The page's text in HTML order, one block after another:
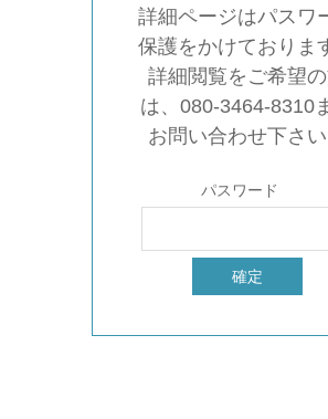
詳細ページはパスワ
保護をかけておりま
詳細閲覧をご希望
は、080-3464-8310
お問い合わせ下さい
パスワード